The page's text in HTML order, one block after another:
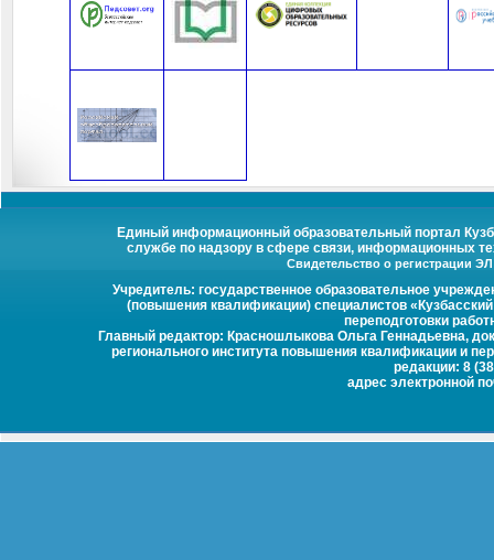
Единый информационный образовательный портал
службе по надзору в сфере связи, информационных
Свидетельство о регистрации
Учредитель: государственное образовательное
(повышения квалификации) специалистов
переподготовки
Главный редактор: Красношлыкова Ольга Геннадьевна,
регионального института повышения квалификации и
редакции: 8
адрес электронной